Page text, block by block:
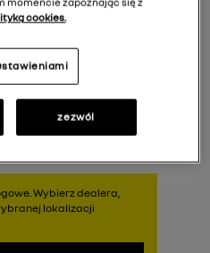
Do koszyka
Wybierz dealera,
lokalizacji
cookies.
zezwól